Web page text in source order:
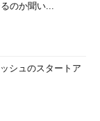
のか聞い...
シュのスタートア